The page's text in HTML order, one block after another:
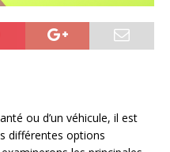
ou d’un véhicule, il est
différentes options